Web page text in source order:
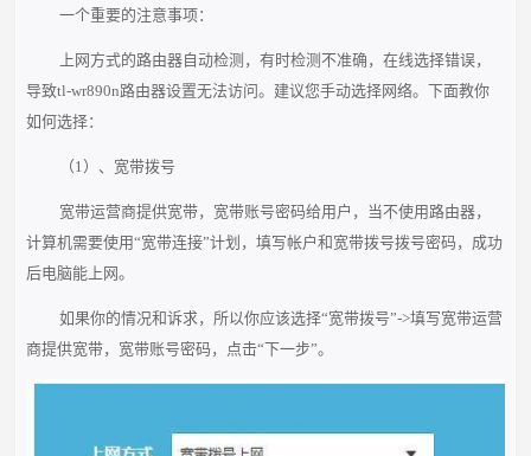
一个重要的注意事项：
上网方式的路由器自动检测，有时检测不准确，在线选择错误，
导致tl-wr890n路由器设置无法访问。建议您手动选择网络。下面教你
如何选择：
（1）、宽带拨号
宽带运营商提供宽带，宽带账号密码给用户，当不使用路由器，
计算机需要使用“宽带连接”计划，填写帐户和宽带拨号拨号密码，成功
后电脑能上网。
如果你的情况和诉求，所以你应该选择“宽带拨号”->填写宽带运营
商提供宽带，宽带账号密码，点击“下一步”。